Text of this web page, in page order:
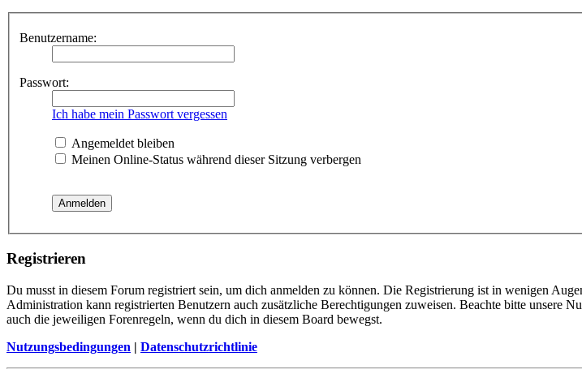
Benutzername:
Passwort:
Ich habe mein Passwort vergessen
Angemeldet bleiben
Meinen Online-Status während dieser Sitzung verbergen
Registrieren
Du musst in diesem Forum registriert sein, um dich anmelden zu können. Die Registrierung ist in wenigen
Administration kann registrierten Benutzern auch zusätzliche Berechtigungen zuweisen. Beachte bitte unsere
auch die jeweiligen Forenregeln, wenn du dich in diesem Board bewegst.
Nutzungsbedingungen | Datenschutzrichtlinie